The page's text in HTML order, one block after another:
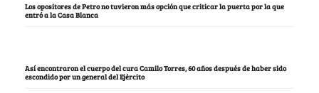
Los opositores de Petro no tuvieron más opción que criticar la puerta por la que
entró a la Casa Blanca
Así encontraron el cuerpo del cura Camilo Torres, 60 años después de haber sido
escondido por un general del Ejército